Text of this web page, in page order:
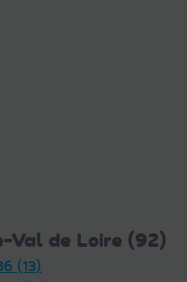
Val de Loire (92)
(13)